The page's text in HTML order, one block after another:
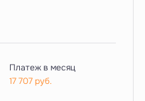
Платеж в месяц
17 707руб.